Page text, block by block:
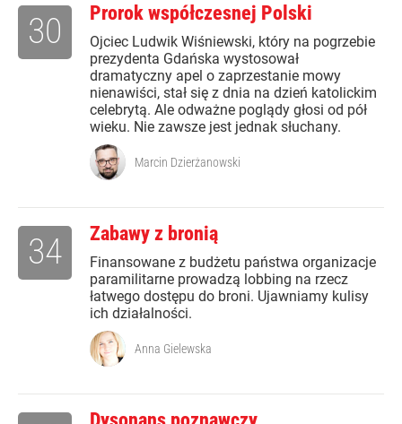
Prorok współczesnej Polski
Ojciec Ludwik Wiśniewski, który na pogrzebie
prezydenta Gdańska wystosował
dramatyczny apel o zaprzestanie mowy
nienawiści, stał się z dnia na dzień katolickim
celebrytą. Ale odważne poglądy głosi od pół
wieku. Nie zawsze jest jednak słuchany.
30
Marcin Dzierżanowski
Zabawy z bronią
Finansowane z budżetu państwa organizacje
paramilitarne prowadzą lobbing na rzecz
łatwego dostępu do broni. Ujawniamy kulisy
ich działalności.
34
Anna Gielewska